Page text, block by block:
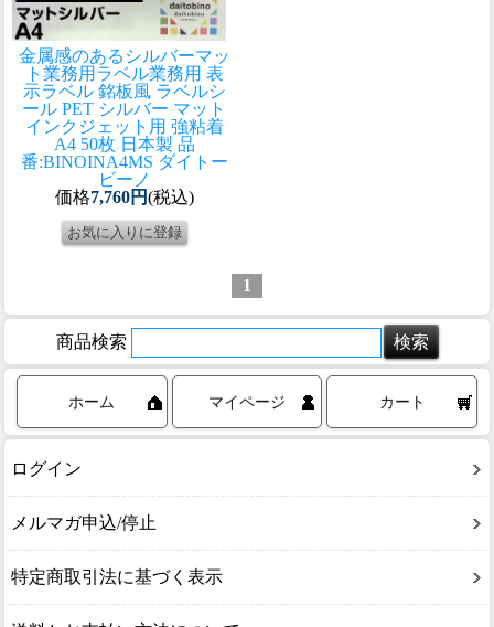
金属感のあるシルバーマッ
ト業務用ラベル業務用 表
示ラベル 銘板風 ラベルシ
ール PET シルバー マット
インクジェット用 強粘着
A4 50枚 日本製 品
番:BINOINA4MS ダイトー
ビーノ
価格7,760円(税込)
1
商品検索
ホーム マイページ カート
ログイン
メルマガ申込/停止
特定商取引法に基づく表示